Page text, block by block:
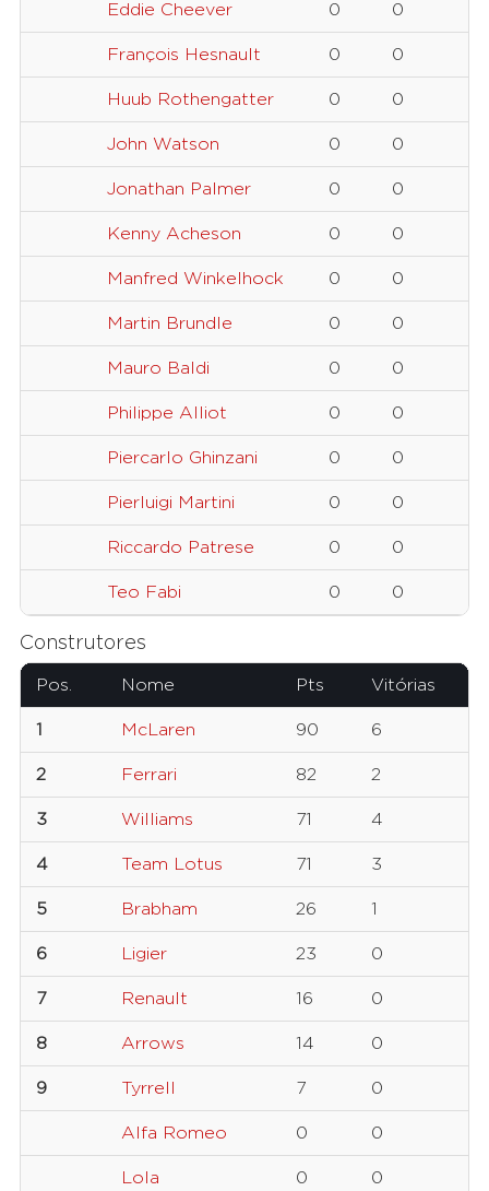
Eddie Cheever 0 0
François Hesnault 0 0
Huub Rothengatter 0 0
John Watson 0 0
Jonathan Palmer 0 0
Kenny Acheson 0 0
Manfred Winkelhock 0 0
Martin Brundle 0 0
Mauro Baldi 0 0
Philippe Alliot 0 0
Piercarlo Ghinzani 0 0
Pierluigi Martini 0 0
Riccardo Patrese 0 0
Teo Fabi 0 0
Construtores
Pos. Nome Pts Vitórias
1 McLaren 90 6
2 Ferrari 82 2
3 Williams 71 4
4 Team Lotus 71 3
5 Brabham 26 1
6 Ligier 23 0
7 Renault 16 0
8 Arrows 14 0
9 Tyrrell 7 0
Alfa Romeo 0 0
Lola 0 0